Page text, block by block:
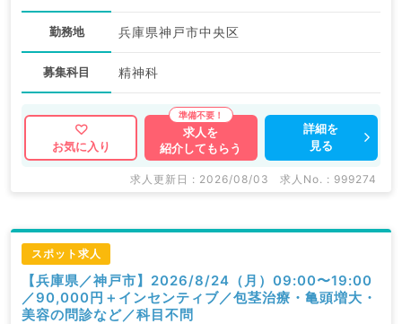
勤務地 兵庫県神戸市中央区
募集科目 精神科
お気に入り
求人を
紹介してもらう
詳細を
見る
求人更新日 : 2026/08/03 求人No. : 999274
スポット求人
【兵庫県／神戸市】2026/8/24（月）09:00〜19:00
／90,000円＋インセンティブ／包茎治療・亀頭増大・
美容の問診など／科目不問